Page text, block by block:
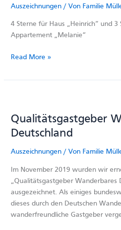
Auszeichnungen / Von Familie
4 Sterne für Haus „Heinrich“ und
Appartement „Melanie“
Erneute
Klassifizierung
Read More »
Qualitätsgastgeber
Deutschland
Auszeichnungen / Von Familie
Im November 2019 wurden wir
„Qualitätsgastgeber Wanderbares
ausgezeichnet. Als einiges
dieses durch den Deutschen
wanderfreundliche Gastgeber